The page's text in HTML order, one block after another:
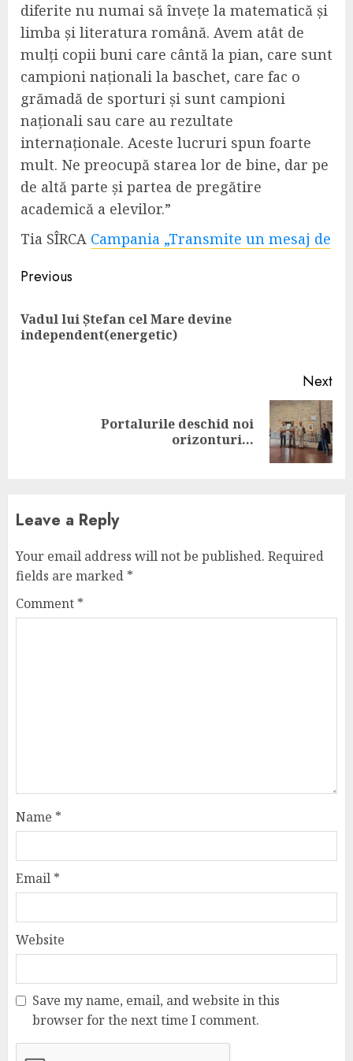
diferite nu numai să învețe la matematică și
limba și literatura română. Avem atât de
mulți copii buni care cântă la pian, care sunt
campioni naționali la baschet, care fac o
grămadă de sporturi și sunt campioni
naționali sau care au rezultate
internaționale. Aceste lucruri spun foarte
mult. Ne preocupă starea lor de bine, dar pe
de altă parte și partea de pregătire
academică a elevilor.”
Tia SÎRCA Campania „Transmite un mesaj de
Continue
Reading
Previous
Vadul lui Ștefan cel Mare devine
independent(energetic)
Next
Portalurile deschid noi
orizonturi…
Leave a Reply
Your email address will not be published. Required
fields are marked *
Comment *
Name *
Email *
Website
Save my name, email, and website in this
browser for the next time I comment.